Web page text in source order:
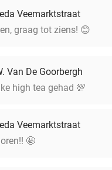
Veemarktstraat
graag tot ziens! 😊
Van De Goorbergh
high tea gehad 💯
Veemarktstraat
🤩